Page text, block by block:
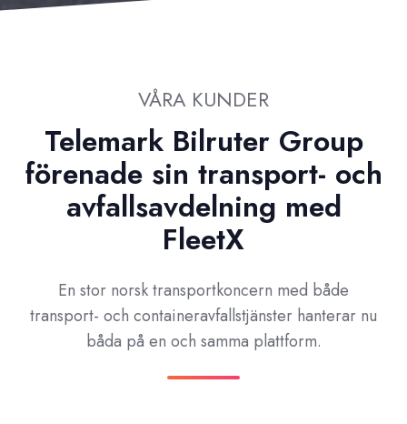
VÅRA KUNDER
Telemark Bilruter Group
förenade sin transport- och
avfallsavdelning med
FleetX
En stor norsk transportkoncern med både
transport- och containeravfallstjänster hanterar nu
båda på en och samma plattform.